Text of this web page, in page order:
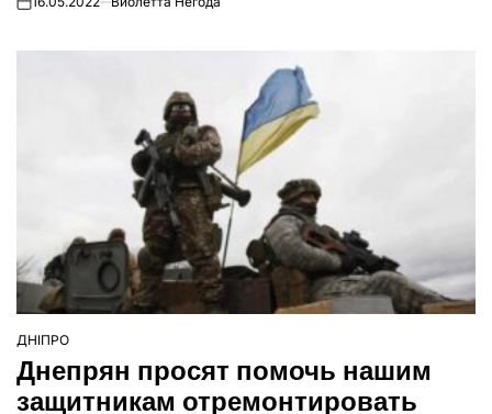
страны».
on
ОПУБЛІКУВАТИ
У
ДНІПРО
Днепрян просят помочь нашим
защитникам отремонтировать